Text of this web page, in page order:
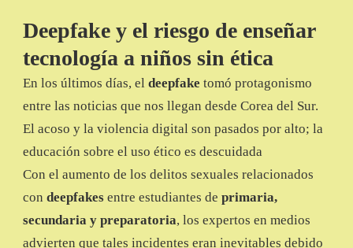
ÚLTIMA
DE
DEL
SUR
Deepfake y el riesgo de enseñar
tecnología a niños sin ética
En los últimos días, el deepfake tomó protagonismo
entre las noticias que nos llegan desde Corea del Sur.
El acoso y la violencia digital son pasados por alto; la
educación sobre el uso ético es descuidada
Con el aumento de los delitos sexuales relacionados
con deepfakes entre estudiantes de primaria,
secundaria y preparatoria, los expertos en medios
advierten que tales incidentes eran inevitables debido